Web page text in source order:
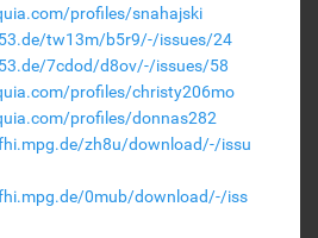
profiles/snahajski
tw13m/b5r9/-/issues/24
7cdod/d8ov/-/issues/58
profiles/christy206mo
profiles/donnas282
zh8u/download/-/issu
0mub/download/-/iss